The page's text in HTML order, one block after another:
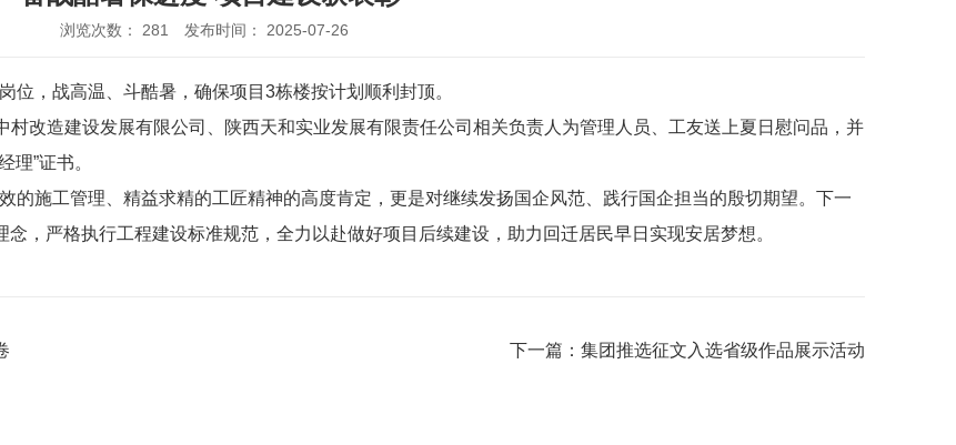
浏览次数： 281 发布时间： 2025-07-26
位，战高温、斗酷暑，确保项目3栋楼按计划顺利封顶。
改造建设发展有限公司、陕西天和实业发展有限责任公司相关负责人为管理人员、工友送上夏日慰问品，并
理”证书。
的施工管理、精益求精的工匠精神的高度肯定，更是对继续发扬国企风范、践行国企担当的殷切期望。下一
，严格执行工程建设标准规范，全力以赴做好项目后续建设，助力回迁居民早日实现安居梦想。
下一篇： 集团推选征文入选省级作品展示活动